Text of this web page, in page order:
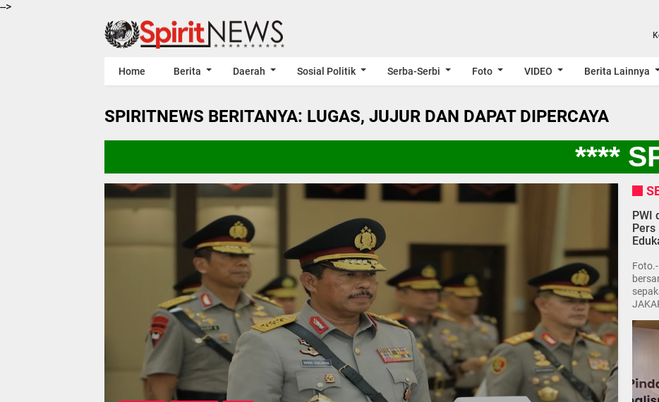
-->
Home Berita Daerah Sosial Politik Serba-Serbi Foto VIDEO Berita Lainnya
SPIRITNEWS BERITANYA: LUGAS, JUJUR DAN DAPAT DIPERCAYA
****
PWI